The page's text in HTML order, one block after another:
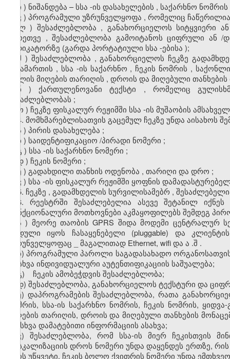
ი ) ნიშანდება – სსა -ის დასახელების , საქარხნო ნომრის
კ ) პროგრამული უზრუნველყოფა , რომელიც ჩაწერილია
ლ) შესაძლებლობა , განახორციელოს სიტყვიერი ან
აგრეთვე , შესაძლებლობა გამოიტანოს ციფრული ან /
ინდიკატორზე (გარდა პორტატიული სსა -ებისა );
მ ) შესაძლებლობა ,განახორციელოს ჩეკზე
მისამართის , სსა -ის საქარხნო , ჩეკის ნომრის ,
ფულის მიღების თარიღის , დროის და მიღებული თანხების
ნ ) ქართულენოვანი ტექსტი , რომელიც
შესაძლებლობას ;
ო ) ჩეკზე ფისკალურრეჟიმში სსა -ის მუშაობის
4. მომხმარებლისათვის გაცემულ ჩეკზე უნდა აისახოს
ა ) პირის დასახელება ;
ბ ) საიდენტიფიკაციო /პირადი ნომერი ;
გ ) სსა -ის საქარხნო ნომერი ;
დ) ჩეკის ნომერი ;
ე ) გადახდილი თანხის ოდენობა , თარიღი და დრო ;
ვ ) სსა -ის ფისკალურრეჟიმში ყოფნის
5. ჩეკზე , გადამხდელის სურვილისამებრ,
6. რეესტრში შესაძლებელია ასევე შეტანილ იქნეს
ფუნქციონალური მოთხოვნები აკმაყოფილებს შემდეგ
ა ) მეორე თაობის GPRS შიდა მოდემი ცენტრალურ
მოდული
იყოს ჩასაყენებელი (pluggable) და
კლიენტის
უზრუნველყოფაც
მაგალითად Ethernet, wifiდა ა .შ .
ბ) პროგრამული პაროლი საგადასახადო
ან სხვა ინდივიდუალური აუტენთიფიკაციის საშუალება;
გ) ჩეკის ამობეჭდვის შესაძლებლობა;
დ) შესაძლებლობა, განახორციელოს ტექსტური და
ე) დაპროგრამების შესაძლებლობა, რათა
ნომრის, სსა-ის საქარხნო ნომრის, ჩეკის ნომრის,
მიღების თარიღის, დროის და მიღებული თანხების
და სხვა დამატებითი ინფორმაციის ასახვა;
ვ) შესაძლებლობა, რომ სსა-ის მიერ ჩეკისთვის
ფისკალიზაციის დროს ნომერი უნდა დაყენდეს ერთზე,
იყოს უწყვეტი. ჩეკის ბოლო ქვითრის ნომერი უნდა